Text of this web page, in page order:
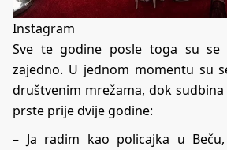
Instagram
Sve te godine posle toga su
zajedno. U jednom momentu su
društvenim mrežama, dok sudbina
prste prije dvije godine:
– Ja radim kao policajka u